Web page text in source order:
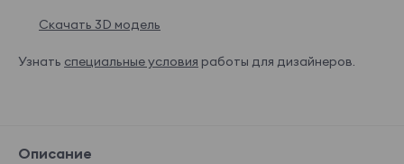
Скачать 3D модель
Узнать специальные условия работы для дизайнеров.
Описание